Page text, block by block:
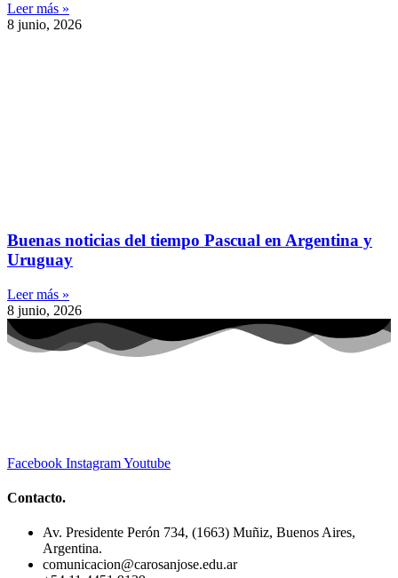
Leer más »
8 junio, 2026
Buenas noticias del tiempo Pascual en Argentina y
Uruguay
Leer más »
8 junio, 2026
Facebook InstagramYoutube
Contacto.
Av. Presidente Perón 734, (1663) Muñiz, Buenos Aires,
Argentina.
comunicacion@carosanjose.edu.ar